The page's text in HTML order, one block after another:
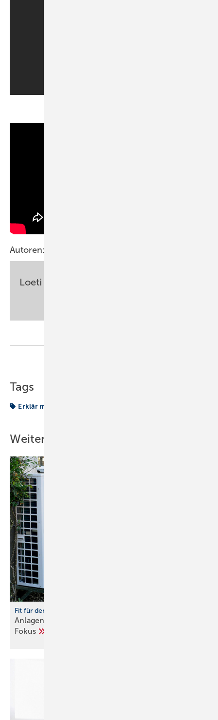
Autoren:
Loeti
Tags
Erklär mal…
Weitere Inhalte
Fit für den Einbau von Wärmepumpen
Anlagenhydraulik und Trinkwassererwärmung im
Fokus